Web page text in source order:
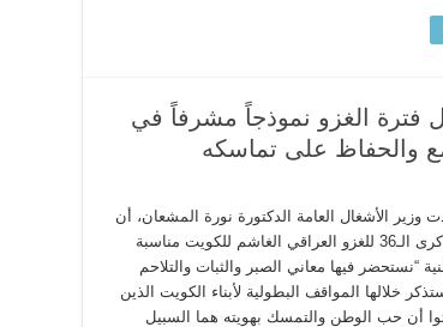
فترة الغزو نموذجاً مشرفاً في
والحفاظ على تماسكه
وزير الأشغال العامة الدكتورة نورة المشعان، أن
الذكرى الـ36 للغزو العراقي الغاشم للكويت مناسبة
“نستحضر فيها معاني الصبر والثبات والتلاحم
خلالها المواقف البطولية لأبناء الكويت الذين
أن حب الوطن والتمسك بهويته هما السبيل